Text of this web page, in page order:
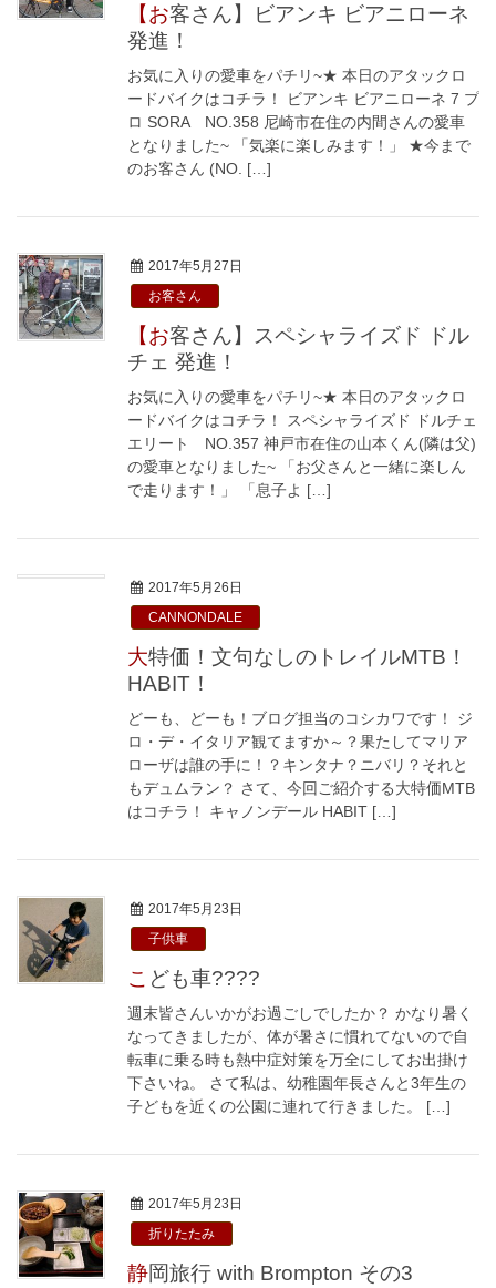
【お客さん】ビアンキ ビアニローネ
発進！
お気に入りの愛車をパチリ~★ 本日のアタックロ
ードバイクはコチラ！ ビアンキ ビアニローネ 7 プ
ロ SORA NO.358 尼崎市在住の内間さんの愛車
となりました~ 「気楽に楽しみます！」 ★今まで
のお客さん (NO. […]
2017年5月27日
お客さん
【お客さん】スペシャライズド ドル
チェ 発進！
お気に入りの愛車をパチリ~★ 本日のアタックロ
ードバイクはコチラ！ スペシャライズド ドルチェ
エリート NO.357 神戸市在住の山本くん(隣は父)
の愛車となりました~ 「お父さんと一緒に楽しん
で走ります！」 「息子よ […]
2017年5月26日
CANNONDALE
大特価！文句なしのトレイルMTB！
HABIT！
どーも、どーも！ブログ担当のコシカワです！ ジ
ロ・デ・イタリア観てますか～？果たしてマリア
ローザは誰の手に！？キンタナ？ニバリ？それと
もデュムラン？ さて、今回ご紹介する大特価MTB
はコチラ！ キャノンデール HABIT […]
2017年5月23日
子供車
こども車????
週末皆さんいかがお過ごしでしたか？ かなり暑く
なってきましたが、体が暑さに慣れてないので自
転車に乗る時も熱中症対策を万全にしてお出掛け
下さいね。 さて私は、幼稚園年長さんと3年生の
子どもを近くの公園に連れて行きました。 […]
2017年5月23日
折りたたみ
静岡旅行 with Brompton その3